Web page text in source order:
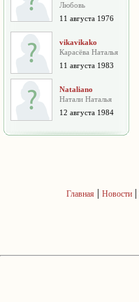
Любовь
11 августа 1976
vikavikako
Карасёва Наталья
11 августа 1983
Nataliano
Натали Наталья
12 августа 1984
Главная | Новости|